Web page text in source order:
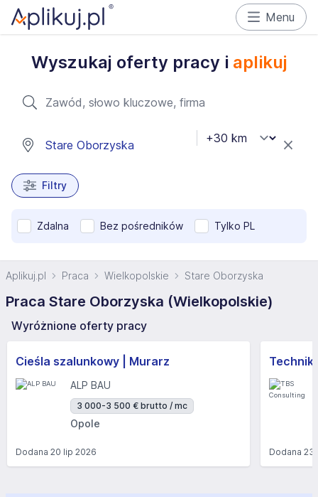
Menu
Wyszukaj oferty pracy i aplikuj
Filtry
Zdalna Bez pośredników Tylko PL
Aplikuj.pl Praca Wielkopolskie Stare Oborzyska
Praca Stare Oborzyska (Wielkopolskie)
Wyróżnione oferty pracy
Cieśla szalunkowy | Murarz
ALP BAU
3 000-3 500 € brutto / mc
Opole
Dodana 20 lip 2026 Dodana23